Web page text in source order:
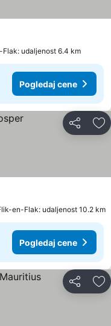
udaljenost 6.4 km
Pogledaj cene
Deli
en-Flak: udaljenost 10.2 km
Pogledaj cene
Deli